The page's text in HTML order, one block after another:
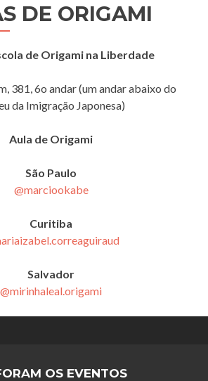
DE ORIGAMI
de Origami na Liberdade
381, 6o andar (um andar abaixo do
da Imigração Japonesa)
Aula de Origami
São Paulo
@marciookabe
Curitiba
Salvador
@mirinhaleal.origami
OS EVENTOS